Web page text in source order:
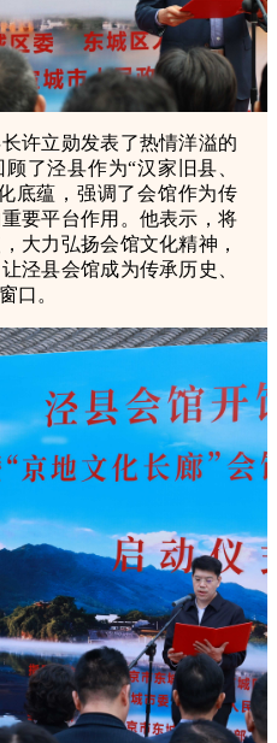
许立勋发表了热情洋溢的
了泾县作为“汉家旧县、
底蕴，强调了会馆作为传
要平台作用。他表示，将
大力弘扬会馆文化精神，
泾县会馆成为传承历史、
口。